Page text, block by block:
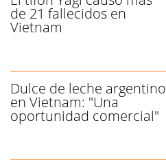
de 21 fallecidos en
Vietnam
Dulce de leche argentino
en Vietnam: "Una
oportunidad comercial"